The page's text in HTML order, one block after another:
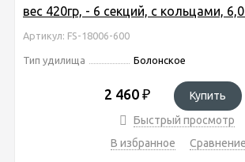
вес 420гр, - 6 секций, с кольцами,
Артикул: FS-18006-600
Тип удилища Болонское
2 460 ₽
Купить
Быстрый просмотр
В избранное
Сравнение